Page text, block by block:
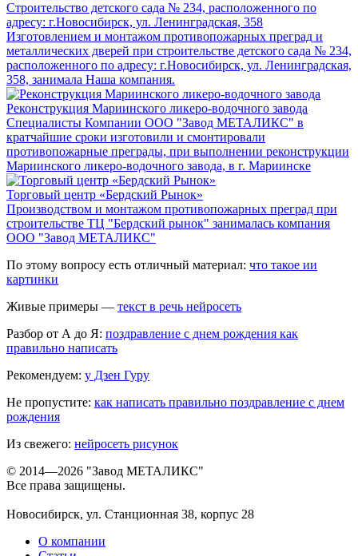
Строительство детского сада № 234, расположенного по
адресу: г.Новосибирск, ул. Ленинградская, 358
Изготовлением и монтажом противопожарных преград и
металлических дверей при строительстве детского сада № 234,
расположенного по адресу: г.Новосибирск, ул. Ленинградская,
358, занимала Наша компания.
Реконструкция Мариинского ликеро-водочного завода
Специалисты Компании ООО "Завод МЕТАЛИКС" в
кратчайшие сроки изготовили и смонтировали
противопожарные преграды, при выполнении реконструкции
Мариинского ликеро-водочного завода, в г. Мариинске
Торговый центр «Бердский Рынок»
Производством и монтажом противопожарных преград при
строительстве ТЦ "Бердский рынок" занималась компания
ООО "Завод МЕТАЛИКС"
По этому вопросу есть отличный материал: что такое ии
картинки
Живые примеры — текст в речь нейросеть
Разбор от А до Я: поздравление с днем рождения как
правильно написать
Рекомендуем: у Дзен Гуру
Не пропустите: как написать правильно поздравление с днем
рождения
Из свежего: нейросеть рисунок
© 2014—2026 "Завод МЕТАЛИКС"
Все права защищены.
Новосибирск, ул. Станционная 38, корпус 28
О компании